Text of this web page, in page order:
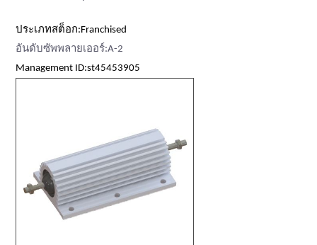
ประเภทสต็อก:Franchised
อันดับซัพพลายเออร์:A-2
Management ID:st45453905